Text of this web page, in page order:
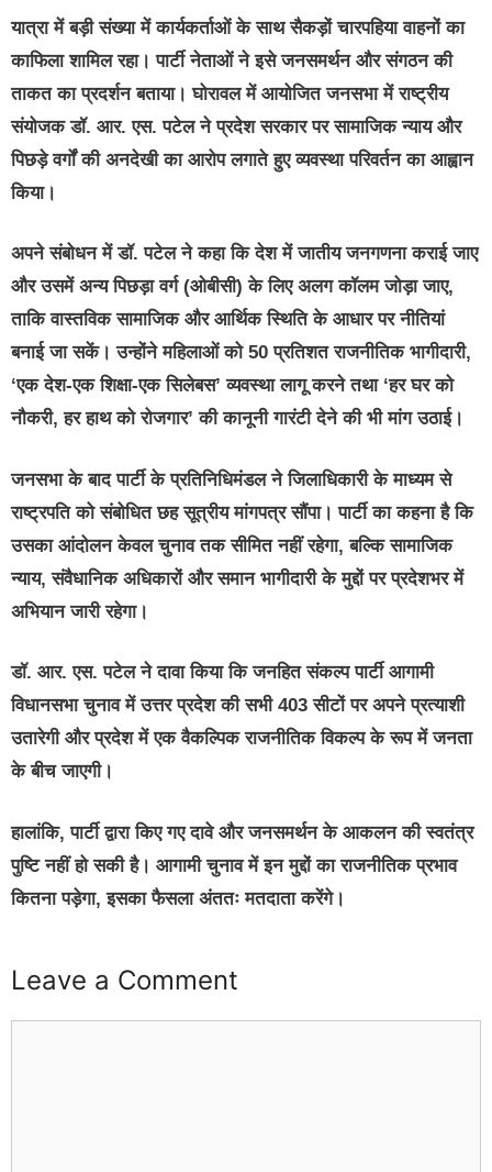
यात्रा में बड़ी संख्या में कार्यकर्ताओं के साथ सैकड़ों चारपहिया वाहनों का
काफिला शामिल रहा। पार्टी नेताओं ने इसे जनसमर्थन और संगठन की
ताकत का प्रदर्शन बताया। घोरावल में आयोजित जनसभा में राष्ट्रीय
संयोजकडॉ. आर. एस. पटेलने प्रदेश सरकार पर सामाजिक न्याय और
पिछड़े वर्गों की अनदेखी का आरोप लगाते हुए व्यवस्था परिवर्तन का आह्वान
किया।
अपने संबोधन में डॉ. पटेल ने कहा कि देश मेंजातीय जनगणनाकराई जाए
और उसमें अन्य पिछड़ा वर्ग (ओबीसी) के लिए अलग कॉलम जोड़ा जाए,
ताकि वास्तविक सामाजिक और आर्थिक स्थिति के आधार पर नीतियां
बनाई जा सकें। उन्होंने महिलाओं को 50 प्रतिशत राजनीतिक भागीदारी,
‘एक देश-एक शिक्षा-एक सिलेबस’ व्यवस्था लागू करने तथा ‘हर घर को
नौकरी, हर हाथ को रोजगार’ की कानूनी गारंटी देने की भी मांग उठाई।
जनसभा के बाद पार्टी के प्रतिनिधिमंडल ने जिलाधिकारी के माध्यम से
राष्ट्रपति को संबोधितछह सूत्रीय मांगपत्रसौंपा। पार्टी का कहना है कि
उसका आंदोलन केवल चुनाव तक सीमित नहीं रहेगा, बल्कि सामाजिक
न्याय, संवैधानिक अधिकारों और समान भागीदारी के मुद्दों पर प्रदेशभर में
अभियान जारी रहेगा।
डॉ. आर. एस. पटेल ने दावा किया कि जनहित संकल्प पार्टी आगामी
विधानसभा चुनाव में उत्तर प्रदेश की सभी 403 सीटोंपर अपने प्रत्याशी
उतारेगी और प्रदेश में एक वैकल्पिक राजनीतिक विकल्प के रूप में जनता
के बीच जाएगी।
हालांकि, पार्टी द्वारा किए गए दावे और जनसमर्थन के आकलन की स्वतंत्र
पुष्टि नहीं हो सकी है। आगामी चुनाव में इन मुद्दों का राजनीतिक प्रभाव
कितना पड़ेगा, इसका फैसला अंततः मतदाता करेंगे।
Leave a Comment